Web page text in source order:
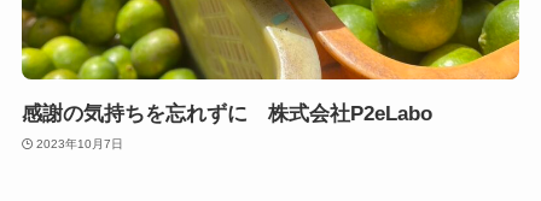
感謝の気持ちを忘れずに 株式会社P2eLabo
2023年10月7日